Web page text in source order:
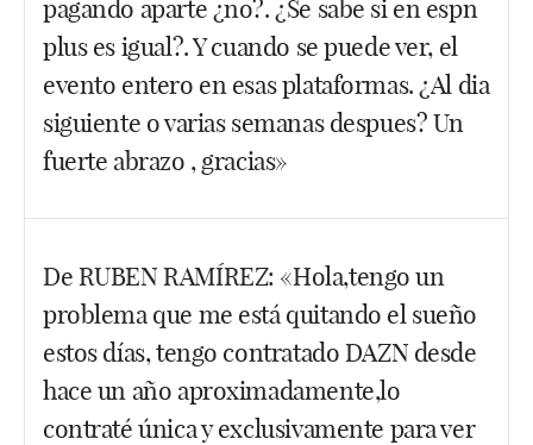
pagando aparte ¿no?. ¿Se sabe si en espn
plus es igual?. Y cuando se puede ver, el
evento entero en esas plataformas. ¿Al dia
siguiente o varias semanas despues? Un
fuerte abrazo , gracias»
su canal ha subido sobre este tema. Veo que os
preocupa mucho lo de DAZN. Que no cunda el
pánico, que el FightPass siempre ha estado ahí.
Veremos a Ilia ganar a Evloev.
Facebook
Twitter
WhatsApp
De RUBEN RAMÍREZ: «Hola,tengo un
problema que me está quitando el sueño
estos días, tengo contratado DAZN desde
hace un año aproximadamente,lo
contraté única y exclusivamente para ver